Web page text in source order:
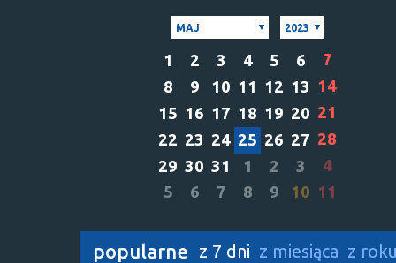
MAJ 2023
1 2 3 4 5 6
7
8
9 10 11 12 13 14
15 16 17 18 19 20 21
22 23 24 25 26 27 28
29 30 31 1 2 3
4
5
6 7 8 9 10 11
popularne z 7 dni z miesiąca z